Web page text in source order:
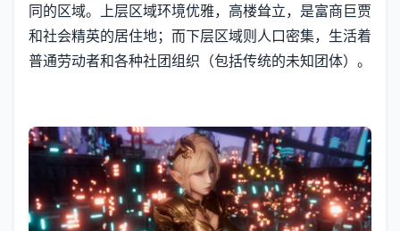
同的区域。上层区域环境优雅，高楼耸立，是富商巨贾
和社会精英的居住地；而下层区域则人口密集，生活着
普通劳动者和各种社团组织（包括传统的未知团体）。